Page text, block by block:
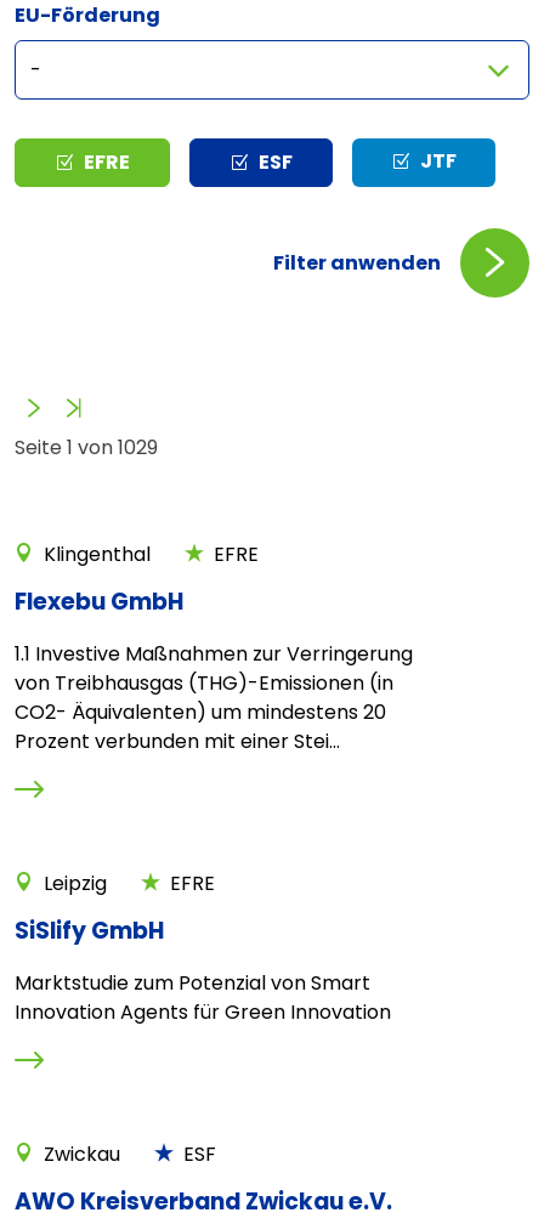
EU-Förderung
Typ EFRE ESF JTF
Filter anwenden
Seite 1 von 1029
Vorwärts
Klingenthal EFRE
Flexebu GmbH
1.1 Investive Maßnahmen zur Verringerung
von Treibhausgas (THG)-Emissionen (in
CO2- Äquivalenten) um mindestens 20
Prozent verbunden mit einer Stei...
Leipzig EFRE
SiSlify GmbH
Marktstudie zum Potenzial von Smart
Innovation Agents für Green Innovation
Zwickau ESF
AWO Kreisverband Zwickau e.V.